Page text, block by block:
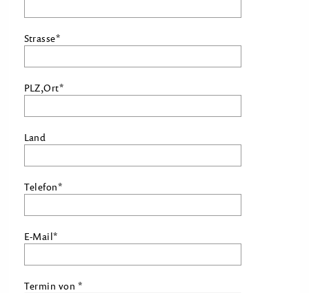
Strasse*
PLZ,Ort*
Land
Telefon*
E-Mail*
Termin von *